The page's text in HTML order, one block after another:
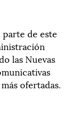
de este
las Nuevas
ofertadas.